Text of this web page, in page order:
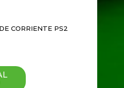
CORRIENTE PS2